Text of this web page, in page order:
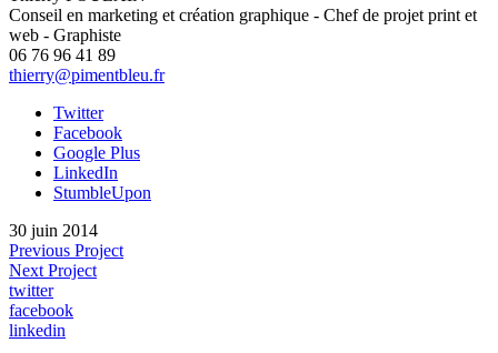
Conseil en marketing et création graphique - Chef de projet print et
web - Graphiste
06 76 96 41 89
thierry@pimentbleu.fr
Twitter
Facebook
Google Plus
LinkedIn
StumbleUpon
30 juin 2014
Previous Project
Next Project
twitter
facebook
linkedin